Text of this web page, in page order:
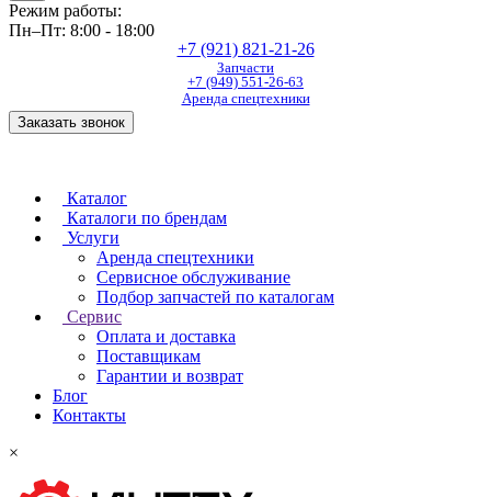
Режим работы:
Пн–Пт: 8:00 - 18:00
+7 (921) 821-21-26
Запчасти
+7 (949) 551-26-63
Аренда спецтехники
Заказать звонок
Каталог
Каталоги по брендам
Услуги
Аренда спецтехники
Сервисное обслуживание
Подбор запчастей по каталогам
Сервис
Оплата и доставка
Поставщикам
Гарантии и возврат
Блог
Контакты
×